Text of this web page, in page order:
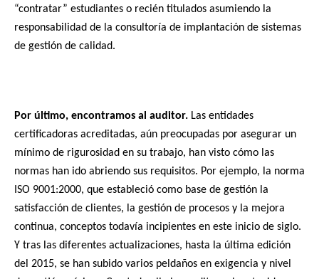
“contratar” estudiantes o recién titulados asumiendo la
responsabilidad de la consultoría de implantación de sistemas
de gestión de calidad.
Por último, encontramos al auditor. Las entidades
certificadoras acreditadas, aún preocupadas por asegurar un
mínimo de rigurosidad en su trabajo, han visto cómo las
normas han ido abriendo sus requisitos. Por ejemplo, la norma
ISO 9001:2000, que estableció como base de gestión la
satisfacción de clientes, la gestión de procesos y la mejora
continua, conceptos todavía incipientes en este inicio de siglo.
Y tras las diferentes actualizaciones, hasta la última edición
del 2015, se han subido varios peldaños en exigencia y nivel